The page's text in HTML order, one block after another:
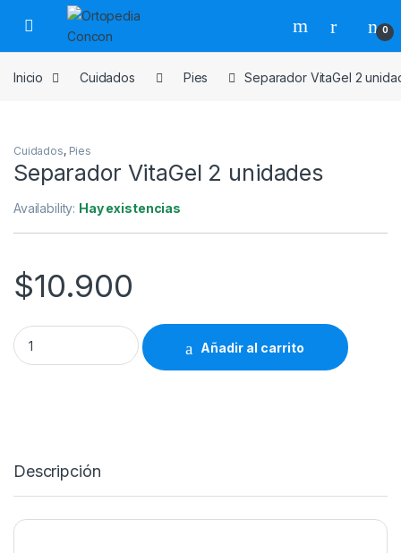
Skip to navigation
Skip to content
0
Inicio Cuidados Pies Separador VitaGel 2
Cuidados, Pies
Separador VitaGel 2 unidades
Availability: Hay existencias
$10.900
Separador VitaGel 2 unidades quantity
Añadir al carrito
Descripción